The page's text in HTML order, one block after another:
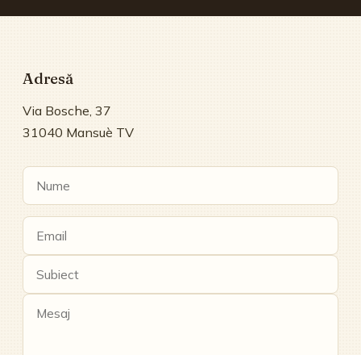
Adresă
Via Bosche, 37
31040 Mansuè TV